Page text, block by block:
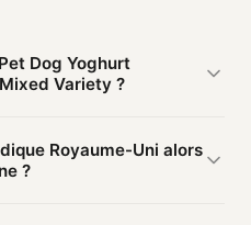
Dog Yoghurt
Variety ?
(25 Pack) Mixed Variety
en
Royaume-Uni alors
?